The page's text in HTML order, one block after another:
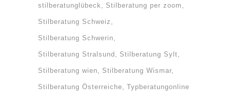
stilberatunglübeck Stilberatung per zoom
Stilberatung Schweiz
Stilberatung Schwerin
Stilberatung Stralsund Stilberatung Sylt
Stilberatung wien Stilberatung Wismar
Stilberatung Österreiche Typberatungonline